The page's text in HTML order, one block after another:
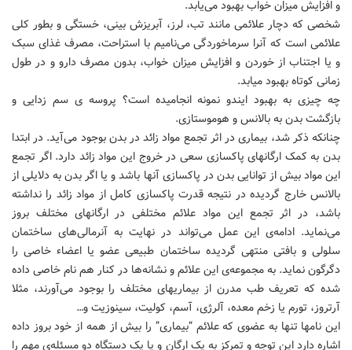
و افزایش میزان خواب بهبود می‌یابد.
شخصی که دچار علائمی مانند تب، لرز، آبریزش بینی، خستگی و بطور کلی
علائمی است که آنرا سرماخوردگی می‌نامیم با استراحت، مصرف غذای سبک
و یا اجتناب از خوردن و افزایش میزان خواب، بدون مصرف دارو و در طول
زمانی کوتاه بهبود میابد.
چه چیزی به بهبود ایندو نمونه انجامیده است؟ پروسه ی سم زدایی و
بازگشت بدن به بالانس و هوموستازی.
چنانکه ذکر شد، بیماری در اثر تجمع مواد زائد در بدن بوجود می‌آید. در ابتدا
بدن به کمک ارگانهای پاکسازی سعی در خروج این مواد زائد دارد. اگر تجمع
این مواد بیش از توانایی بدن در پاکسازی آنها باشد و یا اگر بدن به دلایلی از
بالانس خارج گردیده در نتیجه قدرت پاکسازی کامل از مواد زائد را نداشته
باشد، در اثر تجمع این مواد علائم مختلفی در ارگانهای مختلف بروز
می‌نماید. ادامه‌ی این عمل می‌تواند در نهایت به آنرمالی‌های ساختمان
سلولی و بافتی منتهی گردیده ساختمان طبیعی عضو یا اعضاء خاصی را
دگرگون نماید. به مجموعه‌ی این علائم و نشانه‌ها در کنار هم نام خاصی داده
شده که تعریف طب مدرن از بیماریهای مختلف را بوجود می‌آورند، مثلا
آرتروز، تورم یا زخم معده، آلرژی، آسم، کولیت، سینوزیت و…
این نامها تنها به عضوی که علائم “بیماری” را بیش از همه از خود بروز داده
اشاره دارد این توجه و تمرکز به یک ارگان و یا یک دستگاه دو مسئله‌ی مهم را